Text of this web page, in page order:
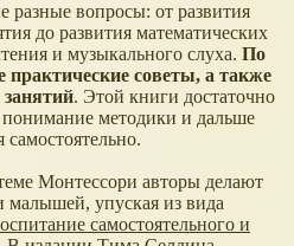
разные вопросы: от развития
до развития математических
и музыкального слуха. По
практические советы, а также
. Этой книги достаточно
методики и дальше
самостоятельно.
Монтессори авторы делают
малышей, упуская из вида
самостоятельного и